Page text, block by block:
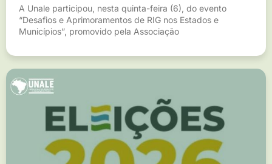
A Unale participou, nesta quinta-feira (6), do evento
“Desafios e Aprimoramentos de RIG nos Estados e
Municípios”, promovido pela Associação